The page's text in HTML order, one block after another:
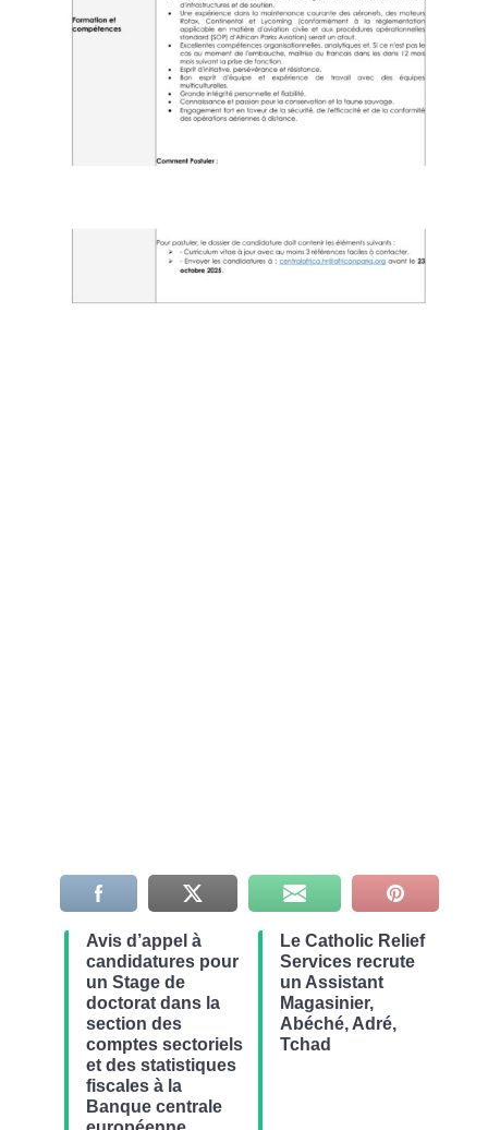
Avis d’appel à
candidatures pour
un Stage de
doctorat dans la
section des
comptes sectoriels
et des statistiques
fiscales à la
Banque centrale
Le Catholic Relief
Services recrute
un Assistant
Magasinier,
Abéché, Adré,
Tchad